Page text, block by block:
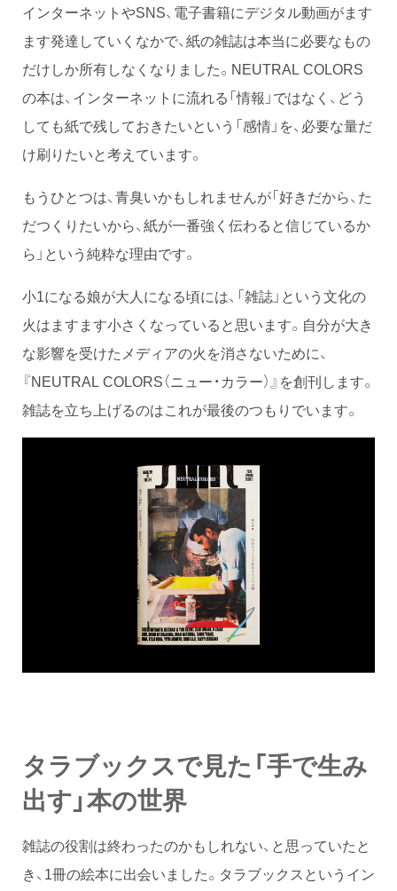
インターネットやSNS、電子書籍にデジタル動画がます
ます発達していくなかで、紙の雑誌は本当に必要なもの
だけしか所有しなくなりました。NEUTRAL COLORS
の本は、インターネットに流れる「情報」ではなく、どう
しても紙で残しておきたいという「感情」を、必要な量だ
け刷りたいと考えています。
もうひとつは、青臭いかもしれませんが「好きだから、た
だつくりたいから、紙が一番強く伝わると信じているか
ら」という純粋な理由です。
小1になる娘が大人になる頃には、「雑誌」という文化の
火はますます小さくなっていると思います。自分が大き
な影響を受けたメディアの火を消さないために、
『NEUTRAL COLORS（ニュー・カラー）』を創刊します。
雑誌を立ち上げるのはこれが最後のつもりでいます。
タラブックスで見た「手で生み
出す」本の世界
雑誌の役割は終わったのかもしれない、と思っていたと
き、1冊の絵本に出会いました。タラブックスというイン